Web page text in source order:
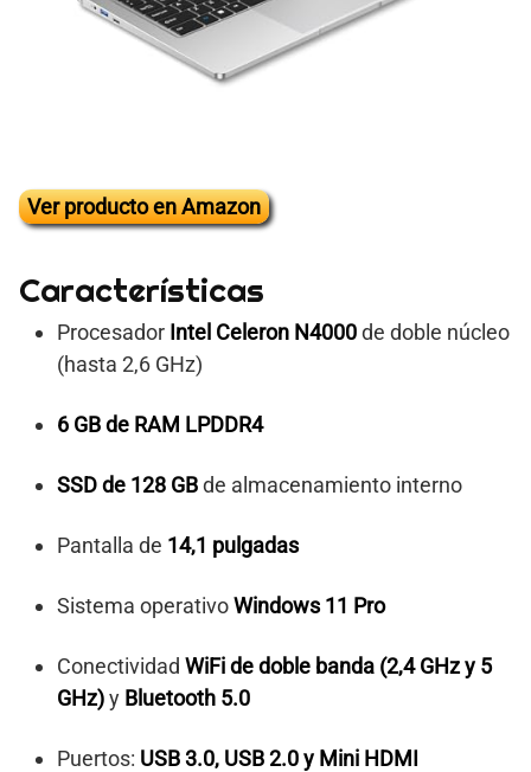
Ver producto en Amazon
Características
Procesador Intel Celeron N4000de doble núcleo
(hasta 2,6 GHz)
6 GB de RAM LPDDR4
SSD de 128 GBde almacenamiento interno
Pantalla de 14,1 pulgadas
Sistema operativoWindows 11 Pro
Conectividad WiFi de doble banda (2,4 GHz y 5
GHz)y Bluetooth 5.0
Puertos: USB 3.0, USB 2.0 y Mini HDMI